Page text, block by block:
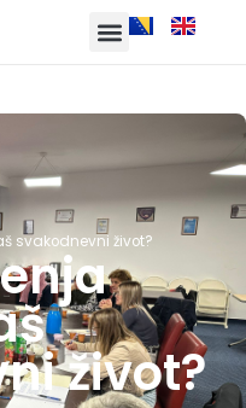
svakodnevni život?
život?